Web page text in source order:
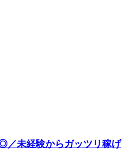
／未経験からガッツリ稼げ